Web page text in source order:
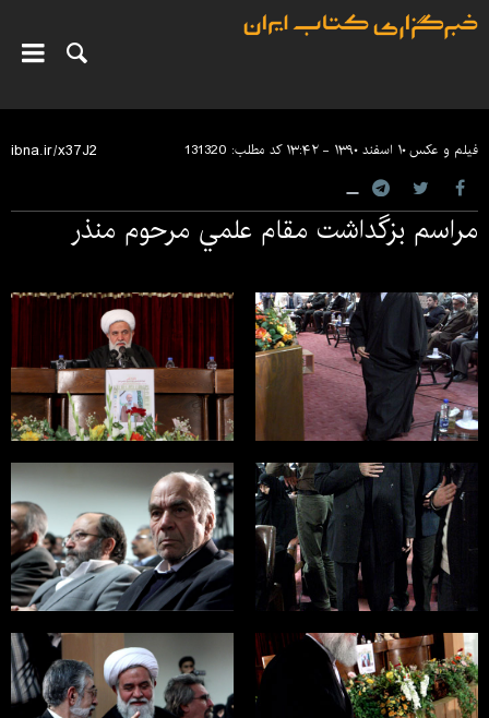
فیلم و عکس۱۰ اسفند ۱۳۹۰ - ۱۳:۴۲ کد مطلب: 131320
مراسم بزگداشت مقام علمي مرحوم منذر